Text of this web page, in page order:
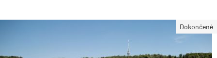
Dokončené